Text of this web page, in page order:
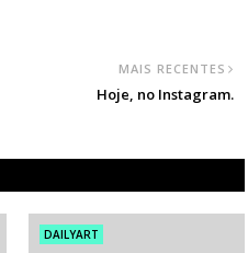
MAIS RECENTES
Hoje, no Instagram.
DAILYART